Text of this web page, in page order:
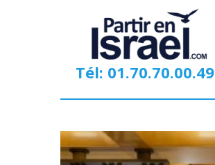
Tél: 01.70.70.00.49